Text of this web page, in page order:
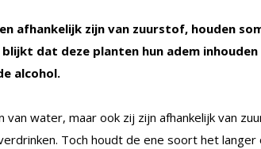
afhankelijk zijn van zuurstof, houden
dat deze planten hun adem
alcohol.
van water, maar ook zij zijn afhankelijk van
Toch houdt de ene soort het